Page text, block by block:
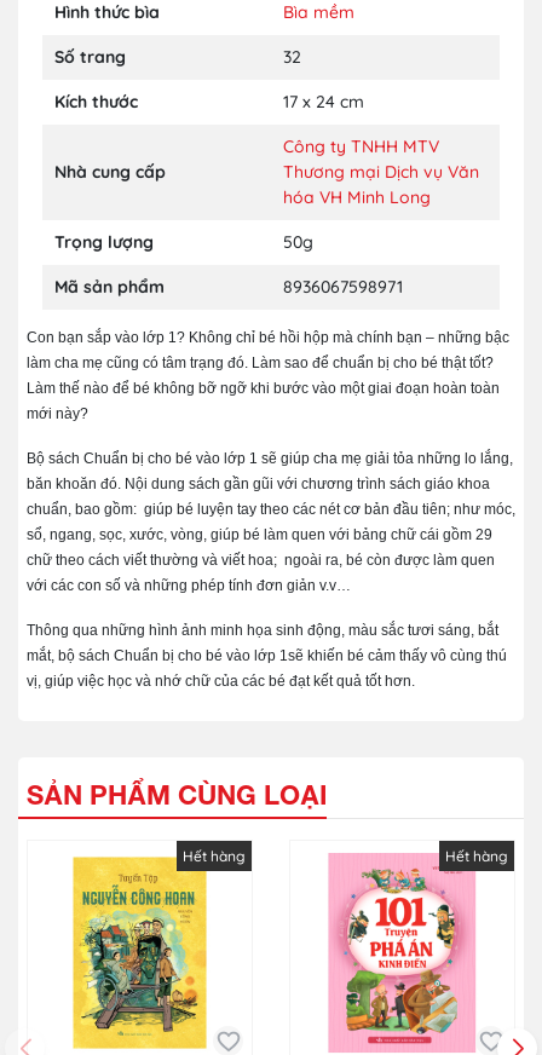
Hình thức bìa Bìa mềm
Số trang 32
Kích thước 17 x 24 cm
Nhà cung cấp
Công ty TNHH MTV
Thương mại Dịch vụ Văn
hóa VH Minh Long
Trọng lượng 50g
Mã sản phẩm 8936067598971
Con bạn sắp vào lớp 1? Không chỉ bé hồi hộp mà chính bạn – những bậc
làm cha mẹ cũng có tâm trạng đó. Làm sao để chuẩn bị cho bé thật tốt?
Làm thế nào để bé không bỡ ngỡ khi bước vào một giai đoạn hoàn toàn
mới này?
Bộ sách Chuẩn bị cho bé vào lớp 1 sẽ giúp cha mẹ giải tỏa những lo lắng,
băn khoăn đó. Nội dung sách gần gũi với chương trình sách giáo khoa
chuẩn, bao gồm: giúp bé luyện tay theo các nét cơ bản đầu tiên; như móc,
sổ, ngang, sọc, xước, vòng, giúp bé làm quen với bảng chữ cái gồm 29
chữ theo cách viết thường và viết hoa; ngoài ra, bé còn được làm quen
với các con số và những phép tính đơn giản v.v…
Thông qua những hình ảnh minh họa sinh động, màu sắc tươi sáng, bắt
mắt, bộ sách Chuẩn bị cho bé vào lớp 1sẽ khiến bé cảm thấy vô cùng thú
vị, giúp việc học và nhớ chữ của các bé đạt kết quả tốt hơn.
SẢN PHẨM CÙNG LOẠI
Hết hàng Hết hàng